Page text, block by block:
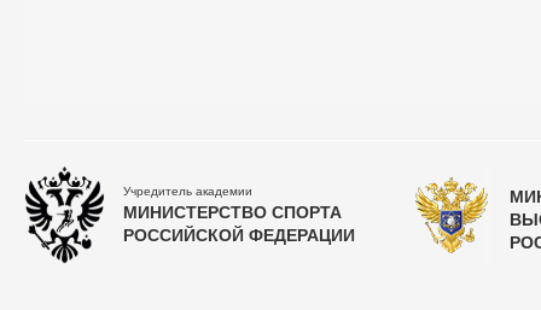
Учредитель академии
МИНИСТЕРСТВО СПОРТА
РОССИЙСКОЙ ФЕДЕРАЦИИ